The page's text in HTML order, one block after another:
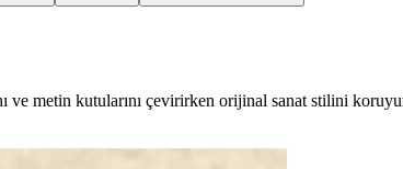
ve metin kutularını çevirirken orijinal sanat stilini